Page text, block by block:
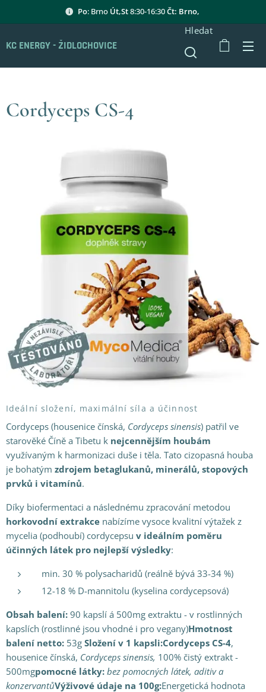
Po: Brno Út,St8:30-16:30Čt: Brno,
KC ENERGY - ŽIDLOCHOVICE
Hledat
Cordyceps CS-4
Ideální složení, maximální síla a účinnost
Cordyceps (housenice čínská, Cordyceps sinensis) patřil ve
starověké Číně a Tibetu k nejcennějším houbám
využívaným k harmonizaci duše i těla. Tato cizopasná houba
je bohatým zdrojem betaglukanů, minerálů, stopových
prvků i vitamínů.
Díky biofermentaci a následnému zpracování metodou
horkovodní extrakce nabízíme vysoce kvalitní výtažek z
mycelia (podhoubí) cordycepsu v ideálním poměru
účinných látek pro nejlepší výsledky:
min. 30 % polysacharidů (reálně bývá 33-34 %)
12-18 % D-mannitolu (kyselina cordycepsová)
Obsah balení: 90 kapslí á 500mg extraktu - v rostlinných
kapslích (rostlinné jsou vhodné i pro vegany)Hmotnost
balení netto: 53g Složení v 1 kapsli:Cordyceps CS-4,
housenice čínská, Cordyceps sinensis, 100% čistý extrakt -
500mgpomocné látky: bez pomocných látek, aditiv a
konzervantůVýživové údaje na 100g:Energetická hodnota